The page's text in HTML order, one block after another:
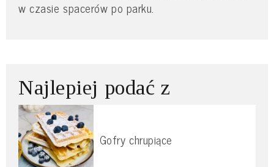
w czasie spacerów po parku.
Najlepiej podać z
Gofry chrupiące